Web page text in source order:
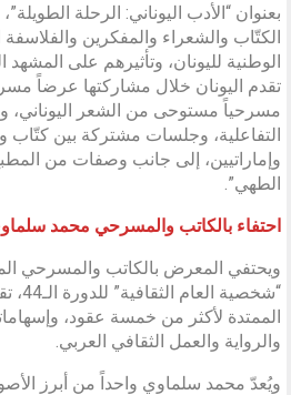
بعنوان “الأدب اليوناني: الرحلة
الكتّاب والشعراء والمفكرين والفلاسفة
الوطنية لليونان، وتأثيرهم على المشهد
تقدم اليونان خلال مشاركتها عرضاً
مسرحياً مستوحى من الشعر اليوناني،
التفاعلية، وجلسات مشتركة بين كتّاب
وإماراتيين، إلى جانب وصفات من
الطهي”.
احتفاء بالكاتب والمسرحي محمد
ويحتفي المعرض بالكاتب والمسرحي
“شخصية
الممتدة لأكثر من خمسة عقود،
والرواية والعمل الثقافي العربي.
ويُعدّ محمد سلماوي واحداً من أبرز